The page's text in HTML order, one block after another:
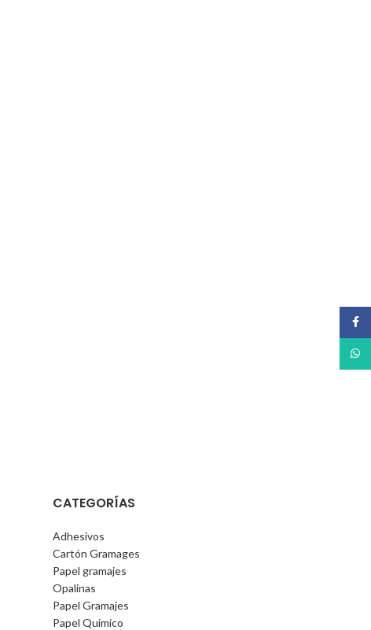
CATEGORÍAS
Adhesivos
Cartón Gramages
Papel gramajes
Opalinas
Papel Gramajes
Papel Quimico